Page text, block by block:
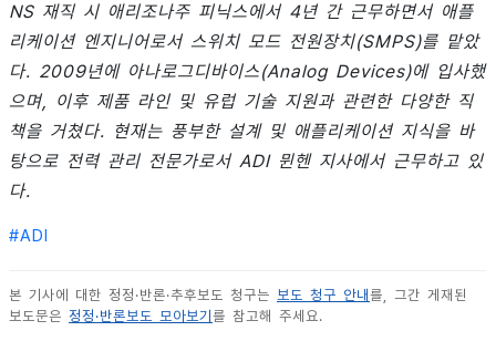
NS 재직 시 애리조나주 피닉스에서 4년 간 근무하면서 애플
리케이션 엔지니어로서 스위치 모드 전원장치(SMPS)를 맡았
다. 2009년에 아나로그디바이스(Analog Devices)에 입사했
으며, 이후 제품 라인 및 유럽 기술 지원과 관련한 다양한 직
책을 거쳤다. 현재는 풍부한 설계 및 애플리케이션 지식을 바
탕으로 전력 관리 전문가로서 ADI 뮌헨 지사에서 근무하고 있
다.
#ADI
본 기사에 대한 정정·반론·추후보도 청구는 보도 청구 안내 를, 그간 게재된
보도문은 정정·반론보도 모아보기 를 참고해 주세요.